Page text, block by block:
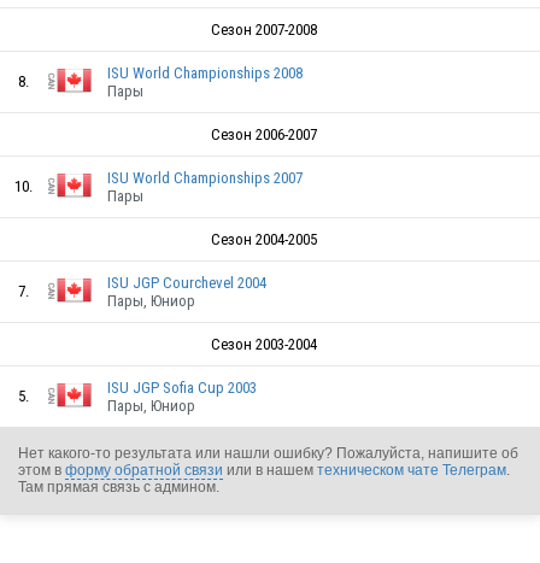
CAN
Сезон 2007-2008
8.
ISU World Championships 2008
Пары
Сезон 2006-2007
10.
ISU World Championships 2007
Пары
Сезон 2004-2005
7.
ISU JGP Courchevel 2004
Пары, Юниор
Сезон 2003-2004
5.
ISU JGP Sofia Cup 2003
Пары, Юниор
Нет какого-то результата или нашли ошибку? Пожалуйста, напишите об
этом в форму обратной связи или в нашем техническом чате Телеграм.
Там прямая связь с админом.